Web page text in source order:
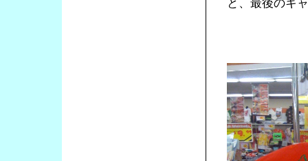
と、最後のキ